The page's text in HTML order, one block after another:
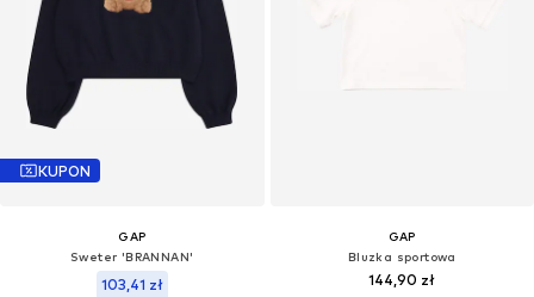
KUPON
GAP
Sweter 'BRANNAN'
103,41 zł
GAP
Bluzka sportowa
144,90 zł